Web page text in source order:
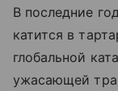
В последние
катится в
глобальной
ужасающей